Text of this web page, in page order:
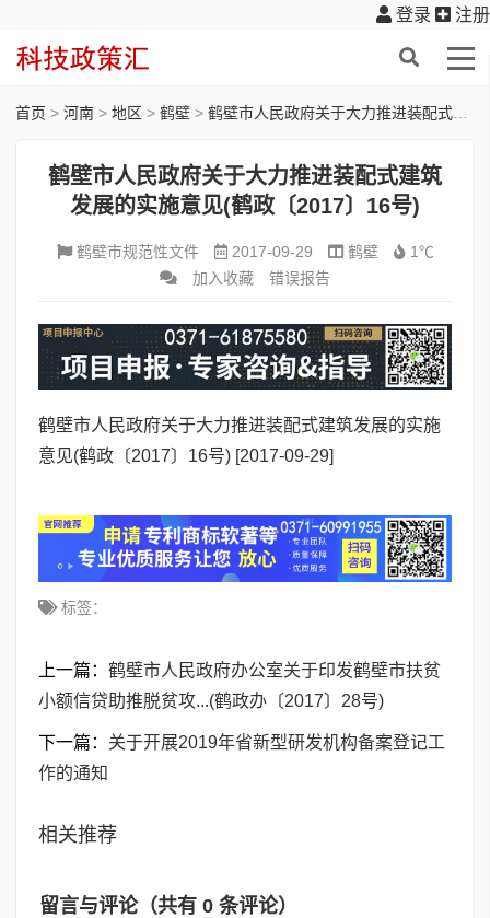
登录 注册
首页 > 河南 > 地区 > 鹤壁 > 鹤壁市人民政府关于大力推进装配式建筑发展的实施意见(鹤政〔2017〕16号)
鹤壁市人民政府关于大力推进装配式建筑
发展的实施意见(鹤政〔2017〕16号)
鹤壁市规范性文件 2017-09-29 鹤壁
1℃
加入收藏
错误报告
鹤壁市人民政府关于大力推进装配式建筑发展的实施
意见(鹤政〔2017〕16号) [2017-09-29]
标签：
上一篇： 鹤壁市人民政府办公室关于印发鹤壁市扶贫
小额信贷助推脱贫攻...(鹤政办〔2017〕28号)
下一篇： 关于开展2019年省新型研发机构备案登记工
作的通知
相关推荐
留言与评论（共有 0 条评论）